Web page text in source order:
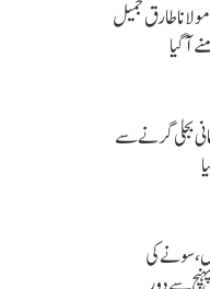
طارق جمیل
آگیا
بجلی گرنے سے
سونے کی